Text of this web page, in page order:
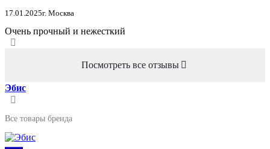
17.01.2025г. Москва
Очень прочный и нежесткий
Посмотреть все отзывы
Эбис
Все товары бренда